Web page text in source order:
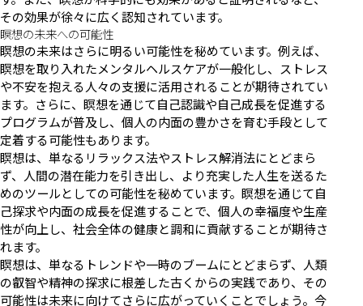
その効果が徐々に広く認知されています。
瞑想の未来への可能性
瞑想の未来はさらに明るい可能性を秘めています。例えば、
瞑想を取り入れたメンタルヘルスケアが一般化し、ストレス
や不安を抱える人々の支援に活用されることが期待されてい
ます。さらに、瞑想を通じて自己認識や自己成長を促進する
プログラムが普及し、個人の内面の豊かさを育む手段として
定着する可能性もあります。
瞑想は、単なるリラックス法やストレス解消法にとどまら
ず、人間の潜在能力を引き出し、より充実した人生を送るた
めのツールとしての可能性を秘めています。瞑想を通じて自
己探求や内面の成長を促進することで、個人の幸福度や生産
性が向上し、社会全体の健康と調和に貢献することが期待さ
れます。
瞑想は、単なるトレンドや一時のブームにとどまらず、人類
の叡智や精神の探求に根差した古くからの実践であり、その
可能性は未来に向けてさらに広がっていくことでしょう。今